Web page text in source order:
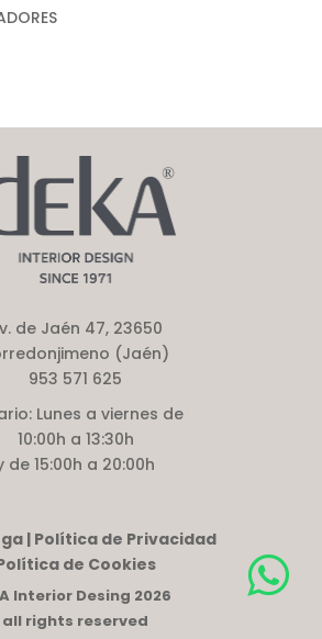
de Jaén 47, 23650
(Jaén)
953 571 625
Lunes a viernes de
10:00h a 13:30h
de 15:00h a 20:00h
| Política de Privacidad
de Cookies
Interior Desing 2026
all rights reserved